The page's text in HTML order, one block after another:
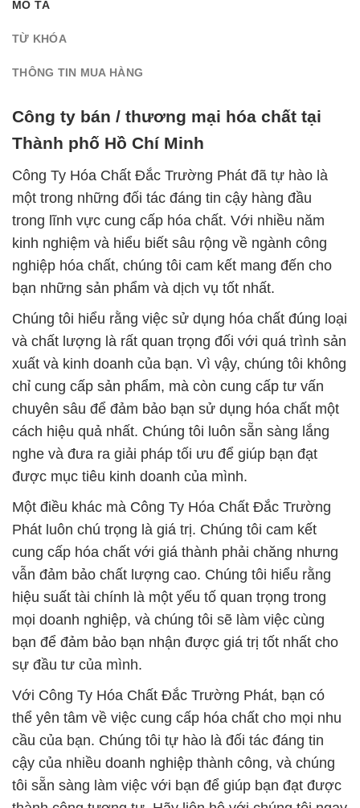
MÔ TẢ
TỪ KHÓA
THÔNG TIN MUA HÀNG
Công ty bán / thương mại hóa chất tại
Thành phố Hồ Chí Minh
Công Ty Hóa Chất Đắc Trường Phát đã tự hào là
một trong những đối tác đáng tin cậy hàng đầu
trong lĩnh vực cung cấp hóa chất. Với nhiều năm
kinh nghiệm và hiểu biết sâu rộng về ngành công
nghiệp hóa chất, chúng tôi cam kết mang đến cho
bạn những sản phẩm và dịch vụ tốt nhất.
Chúng tôi hiểu rằng việc sử dụng hóa chất đúng loại
và chất lượng là rất quan trọng đối với quá trình sản
xuất và kinh doanh của bạn. Vì vậy, chúng tôi không
chỉ cung cấp sản phẩm, mà còn cung cấp tư vấn
chuyên sâu để đảm bảo bạn sử dụng hóa chất một
cách hiệu quả nhất. Chúng tôi luôn sẵn sàng lắng
nghe và đưa ra giải pháp tối ưu để giúp bạn đạt
được mục tiêu kinh doanh của mình.
Một điều khác mà Công Ty Hóa Chất Đắc Trường
Phát luôn chú trọng là giá trị. Chúng tôi cam kết
cung cấp hóa chất với giá thành phải chăng nhưng
vẫn đảm bảo chất lượng cao. Chúng tôi hiểu rằng
hiệu suất tài chính là một yếu tố quan trọng trong
mọi doanh nghiệp, và chúng tôi sẽ làm việc cùng
bạn để đảm bảo bạn nhận được giá trị tốt nhất cho
sự đầu tư của mình.
Với Công Ty Hóa Chất Đắc Trường Phát, bạn có
thể yên tâm về việc cung cấp hóa chất cho mọi nhu
cầu của bạn. Chúng tôi tự hào là đối tác đáng tin
cậy của nhiều doanh nghiệp thành công, và chúng
tôi sẵn sàng làm việc với bạn để giúp bạn đạt được